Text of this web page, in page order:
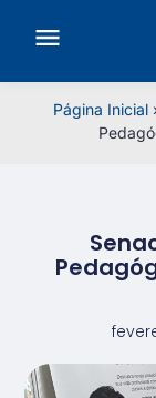
Página Inicial